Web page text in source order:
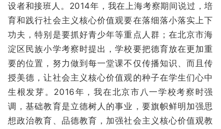
设者和接班人。2014年，我在上海考察期间说过，培
育和践行社会主义核心价值观要在落细落小落实上下
功夫，特别是要抓好青少年等重点人群；在北京市海
淀区民族小学考察时提出，学校要把德育放在更加重
要的位置，努力做到每一堂课不仅传播知识、而且传
授美德，让社会主义核心价值观的种子在学生们心中
生根发芽。2016年，我在北京市八一学校考察时强
调，基础教育是立德树人的事业，要旗帜鲜明加强思
想政治教育、品德教育，加强社会主义核心价值观教